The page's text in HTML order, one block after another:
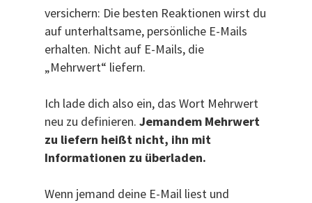
versichern: Die besten Reaktionen wirst du
auf unterhaltsame, persönliche E-Mails
erhalten. Nicht auf E-Mails, die
„Mehrwert“ liefern.
Ich lade dich also ein, das Wort Mehrwert
neu zu definieren. Jemandem Mehrwert
zu liefern heißt nicht, ihn mit
Informationen zu überladen.
Wenn jemand deine E-Mail liest und